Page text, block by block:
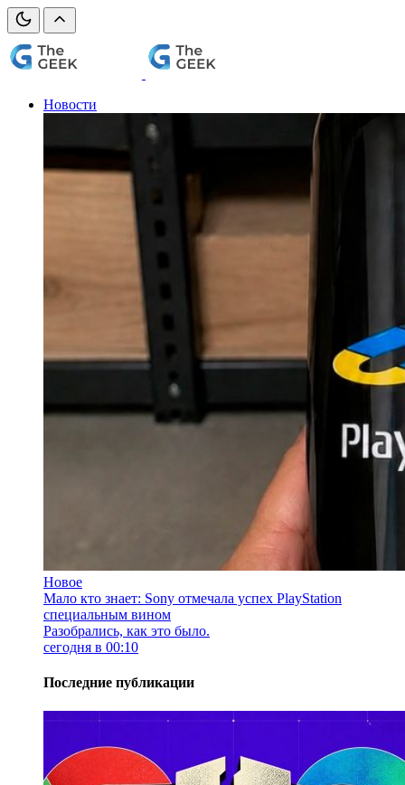
Новости
Новое
Мало кто знает: Sony отмечала успех PlayStation
специальным вином
Разобрались, как это было.
сегодня в 00:10
Последние публикации